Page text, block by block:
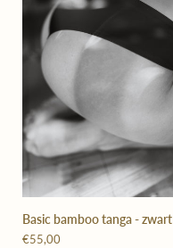
Basic bamboo tanga - zwart
€55,00